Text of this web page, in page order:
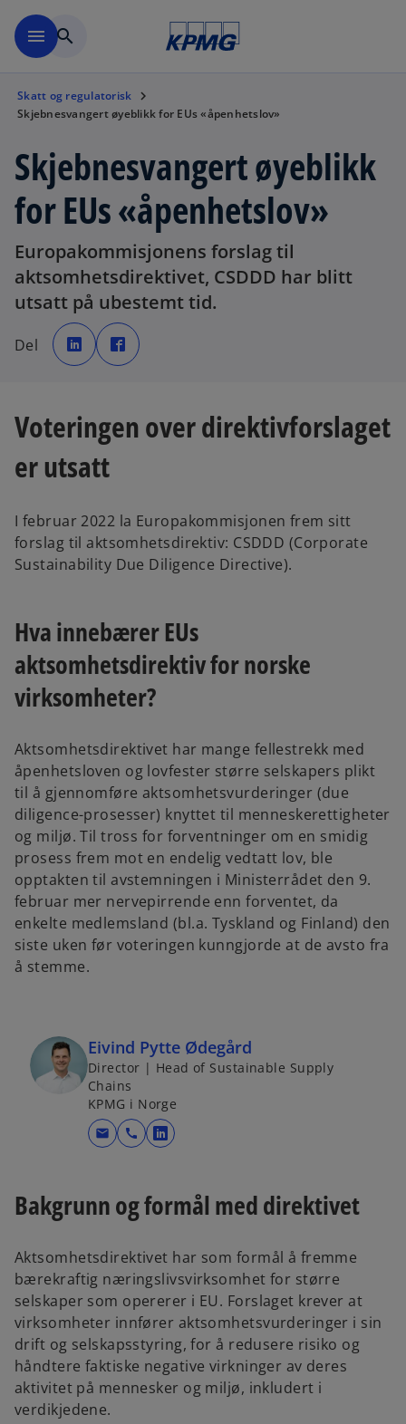
menu search
Skatt og regulatorisk
Skjebnesvangert øyeblikk for EUs «åpenhetslov»
Skjebnesvangert øyeblikk
for EUs «åpenhetslov»
Europakommisjonens forslag til
aktsomhetsdirektivet, CSDDD har blitt
utsatt på ubestemt tid.
Del
o
p
e
n
e
w
t
a
b
p
e
w
Voteringen over direktivforslaget
er utsatt
I februar 2022 la Europakommisjonen frem sitt
forslag til aktsomhetsdirektiv: CSDDD (Corporate
Sustainability Due Diligence Directive).
Hva innebærer EUs
aktsomhetsdirektiv for norske
virksomheter?
Aktsomhetsdirektivet har mange fellestrekk med
åpenhetsloven og lovfester større selskapers plikt
til å gjennomføre aktsomhetsvurderinger (due
diligence-prosesser) knyttet til menneskerettigheter
og miljø.Til tross for forventninger om en smidig
prosess frem mot en endelig vedtatt lov, ble
opptakten til avstemningen i Ministerrådet den 9.
februar mer nervepirrende enn forventet, da
enkelte medlemsland (bl.a. Tyskland og Finland) den
siste uken før voteringen kunngjorde at de avsto fra
å stemme.
Eivind Pytte Ødegård
Director | Head of Sustainable Supply
Chains
KPMG i Norge
mail call
o
n
i
n
a
n
e
w
t
Bakgrunn og formål med direktivet
Aktsomhetsdirektivet har som formål å fremme
bærekraftig næringslivsvirksomhet for større
selskaper som opererer i EU. Forslaget krever at
virksomheter innfører aktsomhetsvurderinger i sin
drift og selskapsstyring, for å redusere risiko og
håndtere faktiske negative virkninger av deres
aktivitet på mennesker og miljø, inkludert i
verdikjedene.